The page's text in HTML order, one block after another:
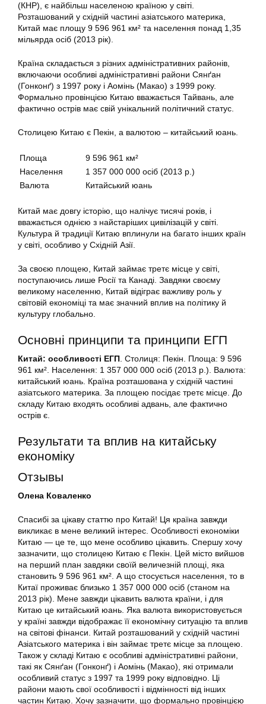
(КНР), є найбільш населеною країною у світі.
Розташований у східній частині азіатського материка,
Китай має площу 9 596 961 км² та населення понад 1,35
мільярда осіб (2013 рік).
Країна складається з різних адміністративних районів,
включаючи особливі адміністративні райони Сянґан
(Гонконґ) з 1997 року і Аомінь (Макао) з 1999 року.
Формально провінцією Китаю вважається Тайвань, але
фактично острів має свій унікальний політичний статус.
Столицею Китаю є Пекін, а валютою – китайський юань.
Площа
9 596 961 км²
Населення
1 357 000 000 осіб (2013 р.)
Валюта
Китайський юань
Китай має довгу історію, що налічує тисячі років, і
вважається однією з найстаріших цивілізацій у світі.
Культура й традиції Китаю вплинули на багато інших країн
у світі, особливо у Східній Азії.
За своєю площею, Китай займає третє місце у світі,
поступаючись лише Росії та Канаді. Завдяки своєму
великому населенню, Китай відіграє важливу роль у
світовій економіці та має значний вплив на політику й
культуру глобально.
Основні принципи та принципи ЕГП
Китай: особливості ЕГП. Столиця: Пекін. Площа: 9 596
961 км². Населення: 1 357 000 000 осіб (2013 р.). Валюта:
китайський юань. Країна розташована у східній частині
азіатського материка. За площею посідає третє місце. До
складу Китаю входять особливі адвань, але фактично
острів є.
Результати та вплив на китайську
економіку
Отзывы
Олена Коваленко
Спасибі за цікаву статтю про Китай! Ця країна завжди
викликає в мене великий інтерес. Особливості економіки
Китаю — це те, що мене особливо цікавить. Спершу хочу
зазначити, що столицею Китаю є Пекін. Цей місто вийшов
на перший план завдяки своїй величезній площі, яка
становить 9 596 961 км². А що стосується населення, то в
Китаї проживає близько 1 357 000 000 осіб (станом на
2013 рік). Мене завжди цікавить валюта країни, і для
Китаю це китайський юань. Яка валюта використовується
у країні завжди відображає її економічну ситуацію та вплив
на світові фінанси. Китай розташований у східній частині
Азіатського материка і він займає третє місце за площею.
Також у складі Китаю є особливі адміністративні райони,
такі як Сянґан (Гонконґ) і Аомінь (Макао), які отримали
особливий статус з 1997 та 1999 року відповідно. Ці
райони мають свої особливості і відмінності від інших
частин Китаю. Хочу зазначити, що формально провінцією